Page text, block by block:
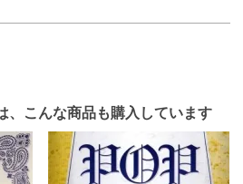
、こんな商品も購入しています